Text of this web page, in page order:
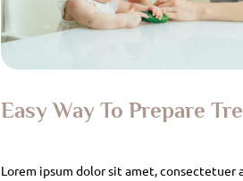
Easy Way To Prepare
Lorem ipsum dolor sit amet, consectetuer